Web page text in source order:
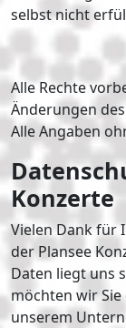
selbst nicht
Alle Rechte
Änderungen
Alle Angaben
Konzerte
Vielen Dank für
der Plansee
Daten liegt uns
möchten wir
unserem